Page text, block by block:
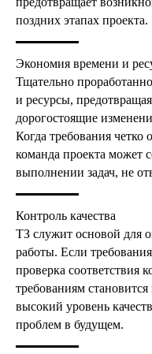
поздних этапах проекта.
Экономия времени и
Тщательно
и ресурсы,
дорогостоящие
Когда требования четко
команда проекта может
выполнении задач, не
Контроль качества
ТЗ служит основой для
работы. Если
проверка соответствия
требованиям
высокий уровень
проблем в будущем.
1. Контроль
документа:
изменений ТЗ, список
согласующих